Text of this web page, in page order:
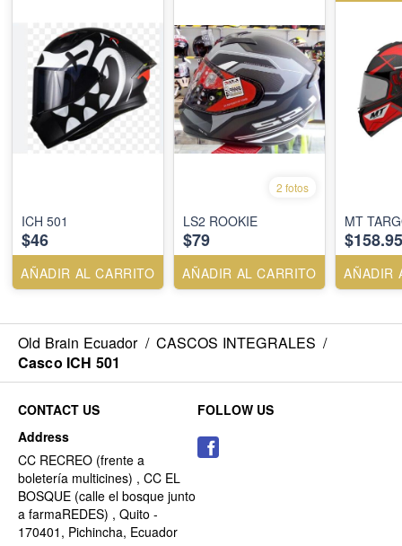
ICH 501
$46
AÑADIR AL CARRITO
2 fotos
LS2 ROOKIE
$79
AÑADIR AL CARRITO
MT
$158.95
AÑADIR
Old Brain Ecuador / CASCOS INTEGRALES /
Casco ICH 501
CONTACT US
Address
CC RECREO (frente a
boletería multicines) , CC EL
BOSQUE (calle el bosque junto
a farmaREDES) , Quito -
170401, Pichincha, Ecuador
FOLLOW US